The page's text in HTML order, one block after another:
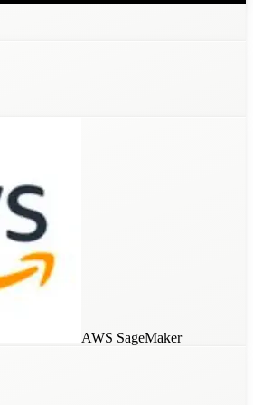
AWS SageMaker